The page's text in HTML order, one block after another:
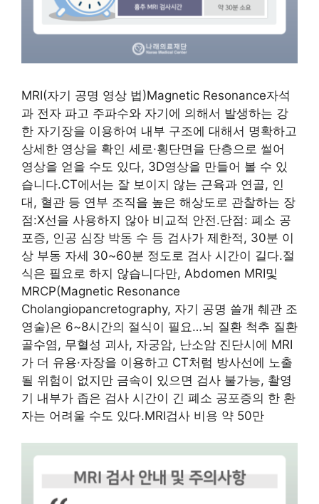
MRI(자기 공명 영상 법)Magnetic Resonance자석
과 전자 파고 주파수와 자기에 의해서 발생하는 강
한 자기장을 이용하여 내부 구조에 대해서 명확하고
상세한 영상을 확인 세로·횡단면을 단층으로 썰어
영상을 얻을 수도 있다, 3D영상을 만들어 볼 수 있
습니다.CT에서는 잘 보이지 않는 근육과 연골, 인
대, 혈관 등 연부 조직을 높은 해상도로 관찰하는 장
점:X선을 사용하지 않아 비교적 안전.단점: 폐소 공
포증, 인공 심장 박동 수 등 검사가 제한적, 30분 이
상 부동 자세 30~60분 정도로 검사 시간이 길다.절
식은 필요로 하지 않습니다만, Abdomen MRI및
MRCP(Magnetic Resonance
Cholangiopancretography, 자기 공명 쓸개 췌관 조
영술)은 6~8시간의 절식이 필요…뇌 질환 척추 질환
골수염, 무혈성 괴사, 자궁암, 난소암 진단시에 MRI
가 더 유용·자장을 이용하고 CT처럼 방사선에 노출
될 위험이 없지만 금속이 있으면 검사 불가능, 촬영
기 내부가 좁은 검사 시간이 긴 폐소 공포증의 한 환
자는 어려울 수도 있다.MRI검사 비용 약 50만